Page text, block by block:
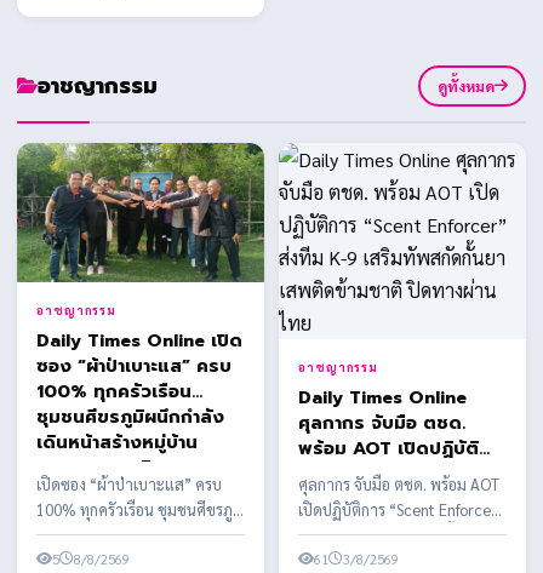
อาชญากรรม ดูทั้งหมด
อาชญากรรม
Daily Times Online เปิด
ซอง “ผ้าป่าเบาะแส” ครบ
100% ทุกครัวเรือน
ชุมชนศีขรภูมิผนึกกำลัง
เดินหน้าสร้างหมู่บ้าน
ปลอดยาเสพติด
เปิดซอง “ผ้าป่าเบาะแส” ครบ
100% ทุกครัวเรือน ชุมชนศีขรภูมิ
ผนึกกำลังเดินหน้าสร้างหมู่บ้าน
ปลอดยาเสพติด
5 8/8/2569
อาชญากรรม
Daily Times Online
ศุลกากร จับมือ ตชด.
พร้อม AOT เปิดปฏิบัติ
การ “Scent Enforcer”
ส่งทีม K-9 เสริมทัพสกัด
กั้นยาเสพติดข้ามชาติ ปิด
ทางผ่านไทย
ศุลกากร จับมือ ตชด. พร้อม AOT
เปิดปฏิบัติการ “Scent Enforcer”
ส่งทีม K-9 เสริมทัพสกัดกั้นยาเสพ
ติดข้า...
61 3/8/2569